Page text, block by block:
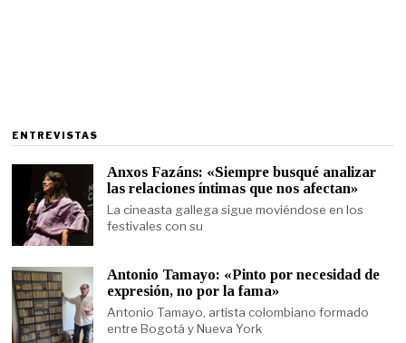
ENTREVISTAS
Anxos Fazáns: «Siempre busqué analizar
las relaciones íntimas que nos afectan»
La cineasta gallega sigue moviéndose en los
festivales con su
Antonio Tamayo: «Pinto por necesidad de
expresión, no por la fama»
Antonio Tamayo, artista colombiano formado
entre Bogotá y Nueva York